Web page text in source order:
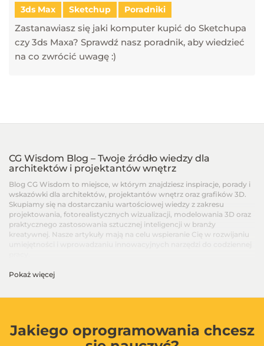
3ds Max Sketchup Poradniki
Zastanawiasz się jaki komputer kupić do Sketchupa
czy 3ds Maxa? Sprawdź nasz poradnik, aby wiedzieć
na co zwrócić uwagę :)
CG Wisdom Blog – Twoje źródło wiedzy dla
architektów i projektantów wnętrz
Blog CG Wisdom to miejsce, w którym znajdziesz inspiracje, porady i
wskazówki dla architektów, projektantów wnętrz oraz grafików 3D.
Skupiamy się na dostarczaniu wartościowej wiedzy z zakresu
projektowania, fotorealistycznych wizualizacji, modelowania 3D oraz
praktycznego zastosowania sztucznej inteligencji w branży
kreatywnej. Nasze artykuły mają na celu wspieranie Cię w rozwijaniu
Artykuły dla architektów i projektantów wnętrz –
się wiedzą na temat programów takich jak SketchUp, V-Ray, 3ds Max,
Blender, GstarCAD i innych, aby ułatwić Ci codzienną pracę i w pełni
Pokaż więcej
Jakiego oprogramowania chcesz